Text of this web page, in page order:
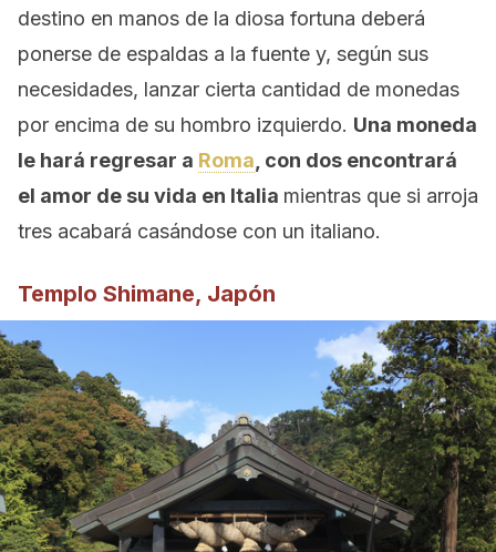
destino en manos de la diosa fortuna deberá
ponerse de espaldas a la fuente y, según sus
necesidades, lanzar cierta cantidad de monedas
por encima de su hombro izquierdo. Una moneda
le hará regresar a Roma , con dos encontrará
el amor de su vida en Italia mientras que si arroja
tres acabará casándose con un italiano.
Templo Shimane, Japón